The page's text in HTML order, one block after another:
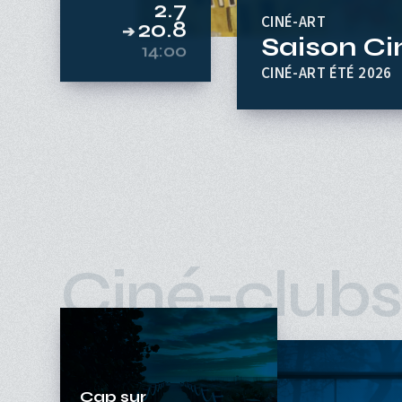
2.7
14:00
CINÉ-ART
Saison
CINÉ-ART ÉTÉ 2026
Ciné-clubs